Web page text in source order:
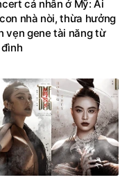
cá nhân ở Mỹ: Ái
nhà nòi, thừa hưởng
vẹn gene tài năng từ